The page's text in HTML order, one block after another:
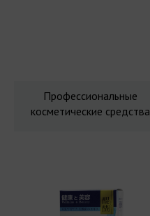
Профессиональные
косметические средства